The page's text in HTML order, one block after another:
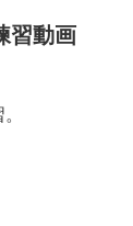
習動画